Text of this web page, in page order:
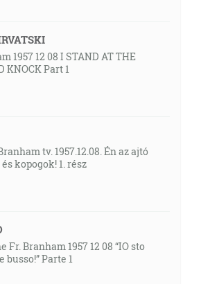
1957 12 08 I STAND AT THE
KNOCK Part 1
tv. 1957.12.08. Én az ajtó
kopogok! 1. rész
Fr. Branham 1957 12 08 “IO sto
busso!” Parte 1